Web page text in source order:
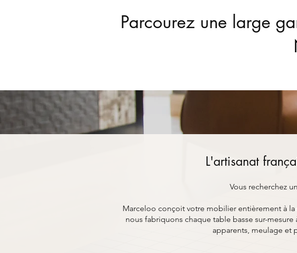
Parcourez une large
L'artisanat
Vous recherchez
Marceloo conçoit votre mobilier entièrement à
nous fabriquons chaque table basse sur-
apparents, meulage et